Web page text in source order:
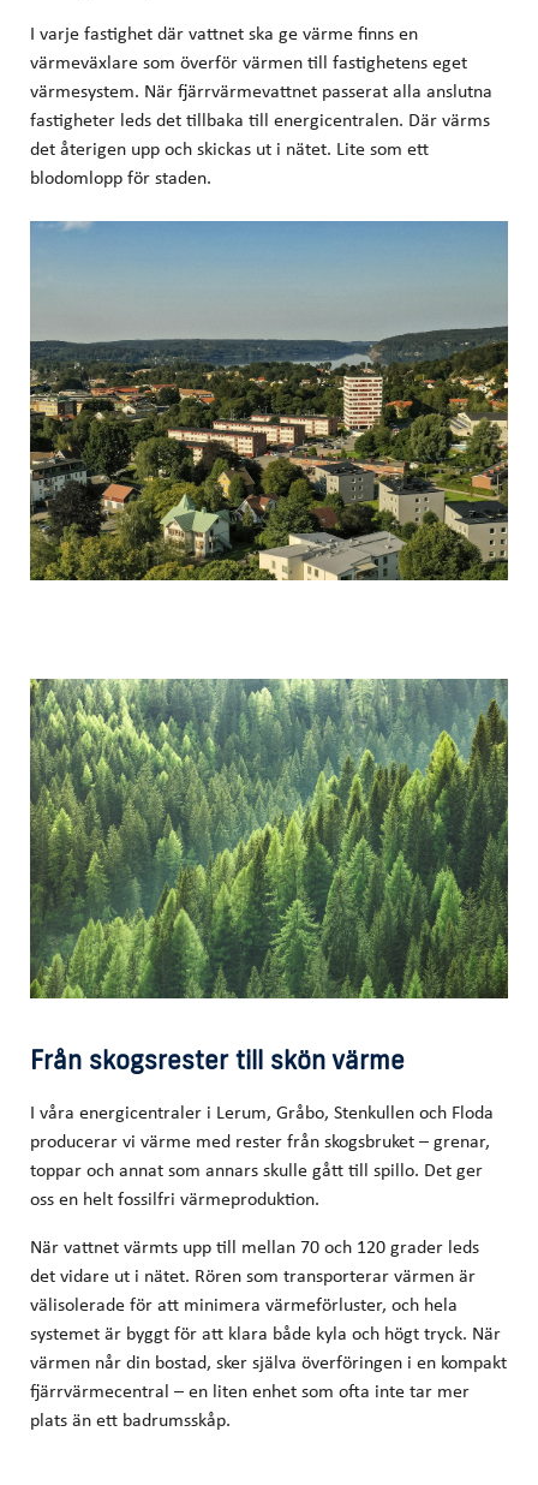
I varje fastighet där vattnet ska ge värme finns en
värmeväxlare som överför värmen till fastighetens eget
värmesystem. När fjärrvärmevattnet passerat alla anslutna
fastigheter leds det tillbaka till energicentralen. Där värms
det återigen upp och skickas ut i nätet. Lite som ett
blodomlopp för staden.
Från skogsrester till skön värme
I våra energicentraler i Lerum, Gråbo, Stenkullen och Floda
producerar vi värme med rester från skogsbruket – grenar,
toppar och annat som annars skulle gått till spillo. Det ger
oss en helt fossilfri värmeproduktion.
När vattnet värmts upp till mellan 70 och 120 grader leds
det vidare ut i nätet. Rören som transporterar värmen är
välisolerade för att minimera värmeförluster, och hela
systemet är byggt för att klara både kyla och högt tryck. När
värmen når din bostad, sker själva överföringen i en kompakt
fjärrvärmecentral – en liten enhet som ofta inte tar mer
plats än ett badrumsskåp.